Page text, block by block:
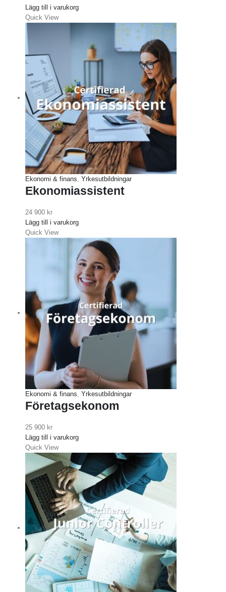
Lägg till i varukorg
Quick View
Ekonomi & finans, Yrkesutbildningar
Ekonomiassistent
24 900 kr
Lägg till i varukorg
Quick View
Ekonomi & finans, Yrkesutbildningar
Företagsekonom
25 900 kr
Lägg till i varukorg
Quick View